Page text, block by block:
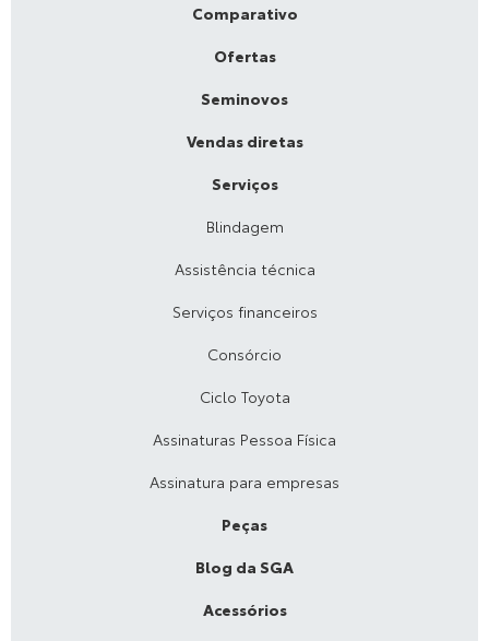
Comparativo
Ofertas
Seminovos
Vendas diretas
Serviços
Blindagem
Assistência técnica
Serviços financeiros
Consórcio
Ciclo Toyota
Assinaturas Pessoa Física
Assinatura para empresas
Peças
Blog da SGA
Acessórios